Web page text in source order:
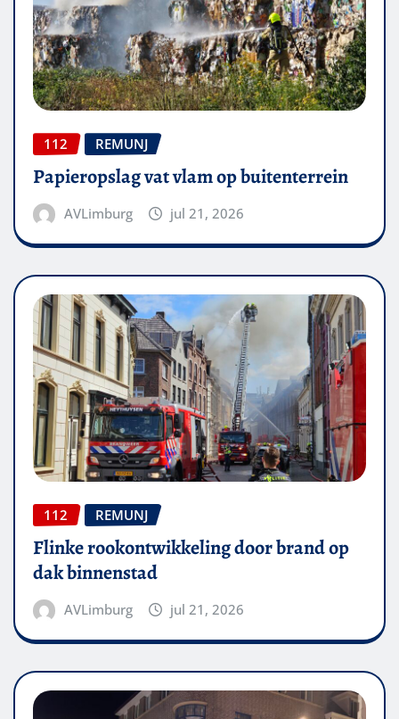
112 REMUNJ
Papieropslag vat vlam op buitenterrein
AVLimburg jul 21, 2026
112 REMUNJ
Flinke rookontwikkeling door brand op
dak binnenstad
AVLimburg jul 21, 2026